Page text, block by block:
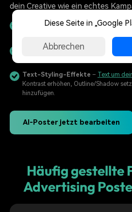
dein Creative wie ein echtes
CTA-Bubbles– „Shop Now“, „Limited
Brand-taugliche Schriftarten
–
Luxury – plus Unterstützung für
Text-Styling-Effekte – Text um
Kontrast erhöhen, Outline/Shadow
hinzufügen.
AI-Poster jetzt bearbeiten
Häufig gestellte
Advertising
Diese Seite in „Google
Abbrechen